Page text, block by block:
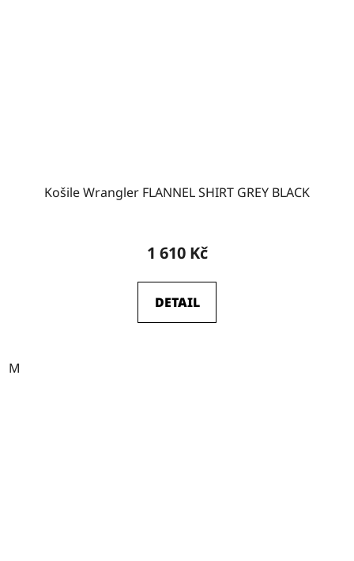
Košile Wrangler FLANNEL SHIRT GREY BLACK
1 610 Kč
DETAIL
M